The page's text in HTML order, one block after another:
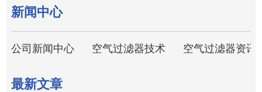
新闻中心
公司新闻中心 空气过滤器技术 空气过滤器资讯
最新文章